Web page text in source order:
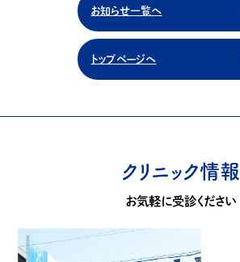
お知らせ一覧へ
トップページへ
クリニック情報
お気軽に受診ください